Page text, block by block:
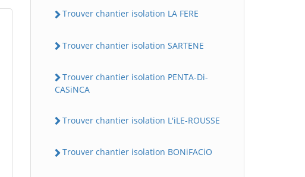
Trouver chantier isolation LA FERE
Trouver chantier isolation SARTENE
Trouver chantier isolation PENTA-Di-
CASiNCA
Trouver chantier isolation L'iLE-ROUSSE
Trouver chantier isolation BONiFACiO